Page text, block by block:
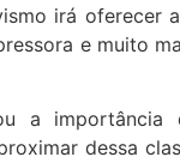
irá oferecer
e muito
a importância
dessa